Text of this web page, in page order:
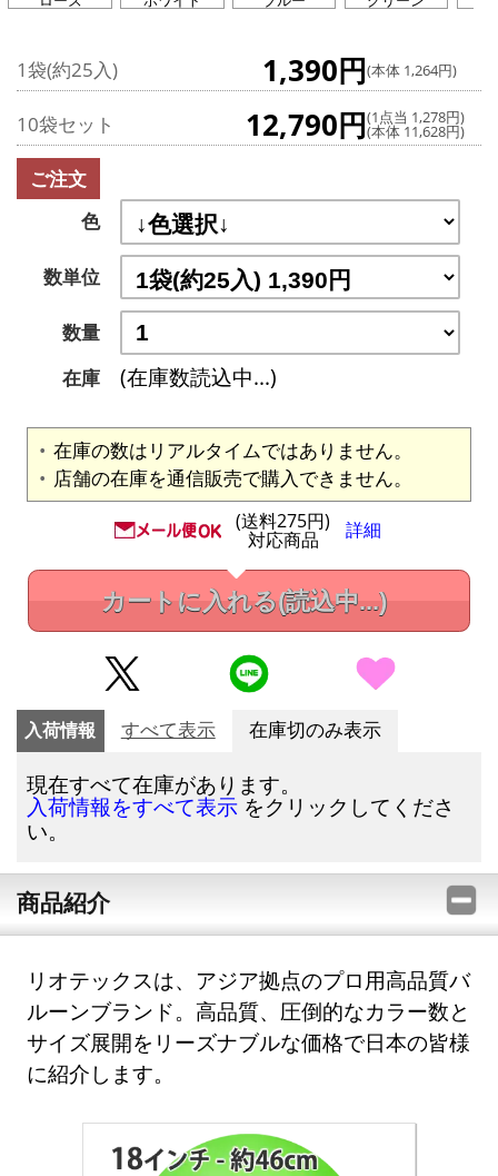
1袋(約25入) 1,390円(本体 1,264円)
10袋セット 12,790円(1点当 1,278円)
(本体 11,628円)
ご注文
色
数単位
数量
在庫
(在庫数読込中...)
在庫の数はリアルタイムではありません。
店舗の在庫を通信販売で購入できません。
(送料275円)
対応商品 詳細
カートに入れる(読込中...)
入荷情報 すべて表示 在庫切のみ表示
現在すべて在庫があります。
入荷情報をすべて表示 をクリックしてくださ
い。
商品紹介
リオテックスは、アジア拠点のプロ用高品質バ
ルーンブランド。高品質、圧倒的なカラー数と
サイズ展開をリーズナブルな価格で日本の皆様
に紹介します。